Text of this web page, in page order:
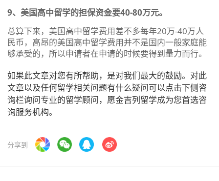
9、美国高中留学的担保资金要40-80万元。
总算下来，美国高中留学费用差不多每年20万-40万人
民币，高昂的美国高中留学费用并不是国内一般家庭能
够承受的，所以申请者在申请的时候要得到量力而行。
如果此文章对您有所帮助，是对我们最大的鼓励。对此
文章以及任何留学相关问题有什么疑问可以点击下侧咨
询栏询问专业的留学顾问，愿金吉列留学成为您首选咨
询服务机构。
分享到